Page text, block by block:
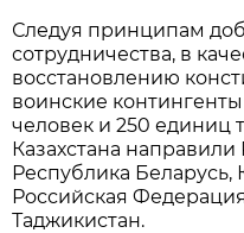
Следуя принципам
сотрудничества, в
восстановлению
воинские
человек и 250 единиц
Казахстана
Республика Беларусь,
Российская
Таджикистан.